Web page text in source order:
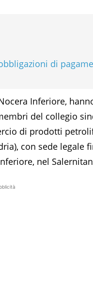
di
Inferiore,
del collegio
di prodotti
con sede legale
nel